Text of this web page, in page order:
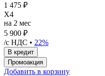
1 475 ₽
X4
на 2 мес
5 900 ₽
/с НДС • 22%
Добавить в корзину